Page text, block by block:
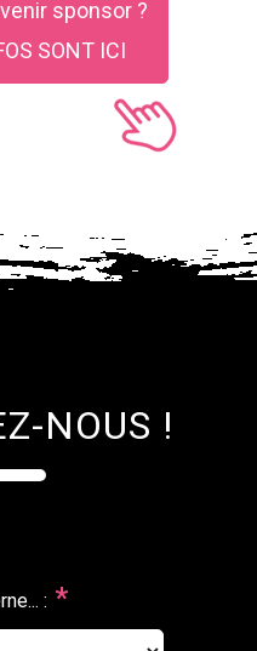
sponsor ?
SONT ICI
NOUS !
: *